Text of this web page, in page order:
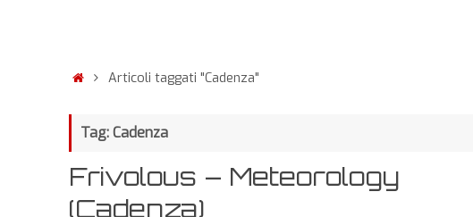
Articoli taggati "Cadenza"
Tag: Cadenza
Frivolous – Meteorology
(Cadenza)